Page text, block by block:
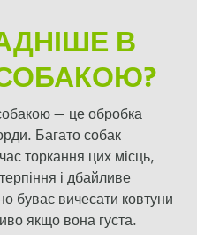
В
— це обробка
Багато собак
торкання цих місць,
і дбайливе
буває вичесати ковтуни
якщо вона густа.